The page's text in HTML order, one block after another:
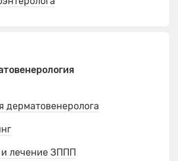
дерматовенеролога
лечение ЗППП